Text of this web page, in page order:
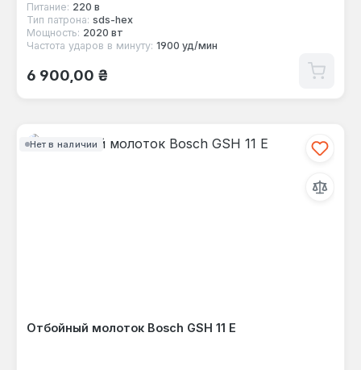
Питание: 220 в
Тип патрона: sds-hex
Мощность: 2020 вт
Частота ударов в минуту: 1900 уд/мин
Обычная цена:
6 900,00 ₴
Нет в наличии
Отбойный молоток Bosch GSH 11 E